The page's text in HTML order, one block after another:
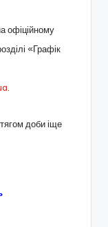
офіційному
«Графік
.
доби іще